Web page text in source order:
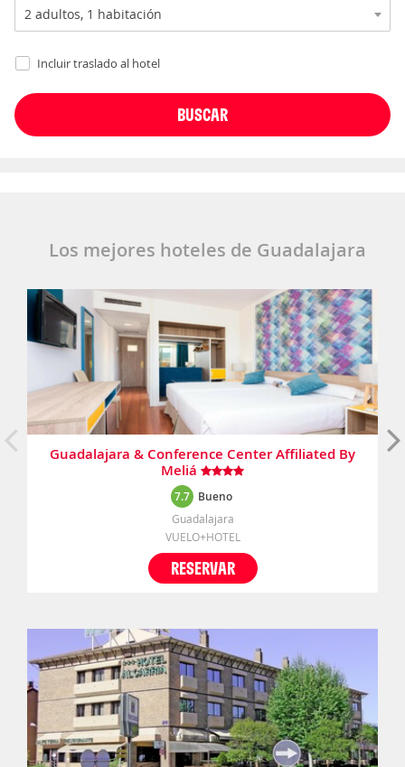
Incluir traslado al hotel
Los mejores hoteles de Guadalajara
Guadalajara & Conference Center Affiliated By
Meliá
7.7 Bueno
Guadalajara
VUELO+HOTEL
RESERVAR